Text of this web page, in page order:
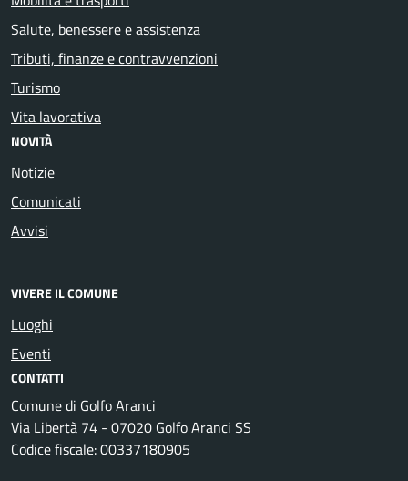
Salute, benessere e assistenza
Tributi, finanze e contravvenzioni
Turismo
Vita lavorativa
NOVITÀ
Notizie
Comunicati
Avvisi
VIVERE IL COMUNE
Luoghi
Eventi
CONTATTI
Comune di Golfo Aranci
Via Libertà 74 - 07020 Golfo Aranci SS
Codice fiscale: 00337180905